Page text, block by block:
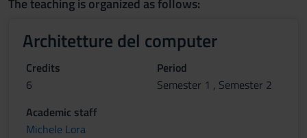
The teaching is organized as follows:
Architetture del computer
Credits
6
Period
Semester 1 , Semester 2
Academic staff
Michele Lora